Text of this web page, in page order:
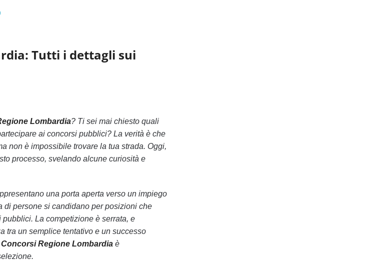
Tutti i dettagli sui
Lombardia? Ti sei mai chiesto quali
ai concorsi pubblici? La verità è che
non è impossibile trovare la tua strada. Oggi,
processo, svelando alcune curiosità e
una porta aperta verso un impiego
di persone si candidano per posizioni che
La competizione è serrata, e
tra un semplice tentativo e un successo
Concorsi Regione Lombardiaè